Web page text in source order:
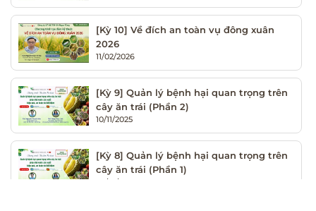
[Kỳ 10] Về đích an toàn vụ đông xuân
2026
11/02/2026
[Kỳ 9] Quản lý bệnh hại quan trọng trên
cây ăn trái (Phần 2)
10/11/2025
[Kỳ 8] Quản lý bệnh hại quan trọng trên
cây ăn trái (Phần 1)
29/10/2025